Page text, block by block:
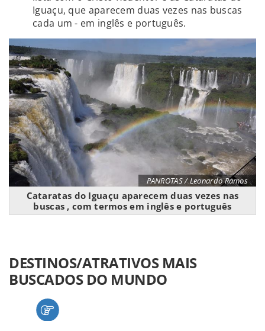
Iguaçu, que aparecem duas vezes nas buscas
cada um - em inglês e português.
PANROTAS / Leonardo Ramos
Cataratas do Iguaçu aparecem duas vezes nas
buscas , com termos em inglês e português
DESTINOS/ATRATIVOS MAIS
BUSCADOS DO MUNDO